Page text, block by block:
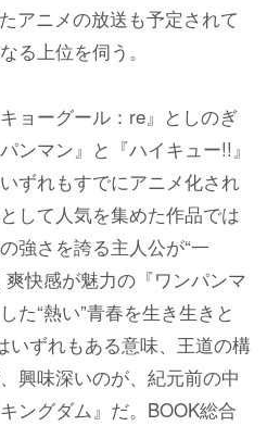
アニメの放送も予定されて
る上位を伺う。
ョーグール：re』としのぎ
ンマン』と『ハイキュー!!』
ずれもすでにアニメ化され
して人気を集めた作品では
強さを誇る主人公が“一
快感が魅力の『ワンパンマ
た“熱い”青春を生き生きと
いずれもある意味、王道の構
興味深いのが、紀元前の中
ングダム』だ。BOOK総合